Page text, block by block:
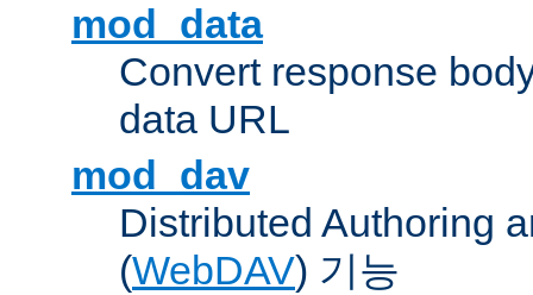
mod_data
Convert response
data URL
mod_dav
Distributed Authoring
(WebDAV) 기능